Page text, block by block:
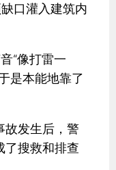
口灌入建筑内
“像打雷一
是本能地靠了
故发生后，警
了搜救和排查